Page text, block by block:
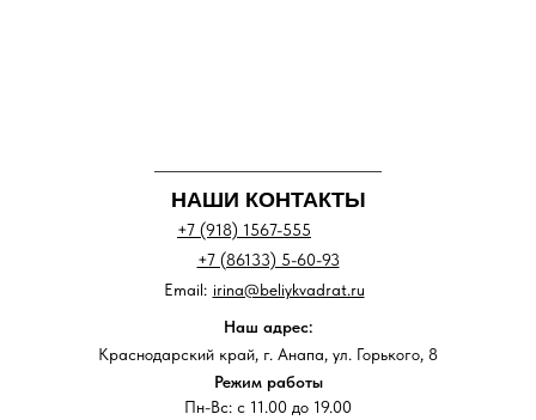
НАШИ КОНТАКТЫ
+7 (918) 1567-555
+7 (86133) 5-60-93
Наш адрес:
Краснодарский край, г. Анапа, ул. Горького, 8
Режим работы
Пн-Вс: с 11.00 до 19.00
irina@beliykvadrat.ru
Email: